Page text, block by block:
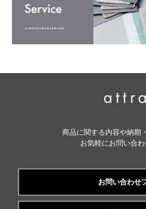
商品に関する内容や納期
お気軽にお問い合わ
お問い合わせ